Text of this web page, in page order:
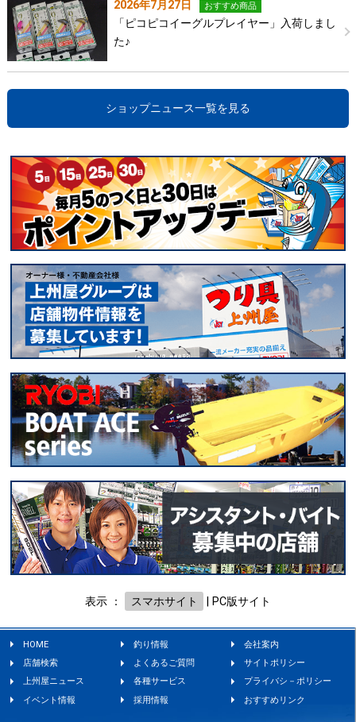
2026年7月27日 おすすめ商品
「ピコピコイーグルプレイヤー」入荷しまし
た♪
ショップニュース一覧を見る
表示 ： スマホサイト PC版サイト
HOME 釣り情報
会社案内
店舗検索
よくあるご質問
サイトポリシー
上州屋ニュース
各種サービス
プライバシ－ポリシー
イベント情報
採用情報 おすすめリンク